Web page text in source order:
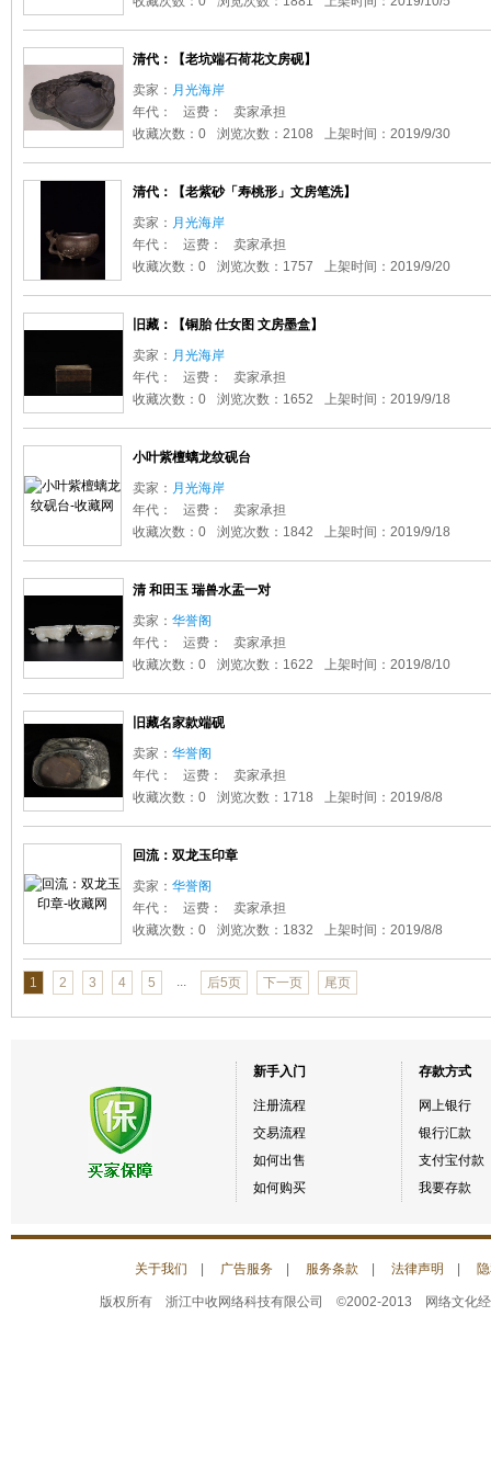
清代：【老坑端石荷花文房砚】
卖家： 月光海岸
年代：
运费：
卖家承担
收藏次数：0
浏览次数：2108 上架时间：2019/9/30
清代：【老紫砂「寿桃形」文房笔洗】
卖家： 月光海岸
年代：
运费：
卖家承担
收藏次数：0
浏览次数：1757 上架时间：2019/9/20
旧藏：【铜胎 仕女图 文房墨盒】
卖家： 月光海岸
年代：
运费：
卖家承担
收藏次数：0
浏览次数：1652 上架时间：2019/9/18
小叶紫檀螭龙纹砚台
卖家： 月光海岸
年代：
运费：
卖家承担
收藏次数：0
浏览次数：1842 上架时间：2019/9/18
清 和田玉 瑞兽水盂一对
卖家： 华誉阁
年代：
运费：
卖家承担
收藏次数：0
浏览次数：1622 上架时间：2019/8/10
旧藏名家款端砚
卖家： 华誉阁
年代：
运费：
卖家承担
收藏次数：0
浏览次数：1718 上架时间：2019/8/8
回流：双龙玉印章
卖家： 华誉阁
年代：
运费：
卖家承担
收藏次数：0
浏览次数：1832 上架时间：2019/8/8
1 2 3 4 5 ... 后5页 下一页 尾页
存款方式
网上银行
银行汇款
支付宝付款
我要存款
新手入门
注册流程
交易流程
如何出售
如何购买
关于我们 广告服务 服务条款 法律声明
版权所有 浙江中收网络科技有限公司 ©2002-2013 网络文化经